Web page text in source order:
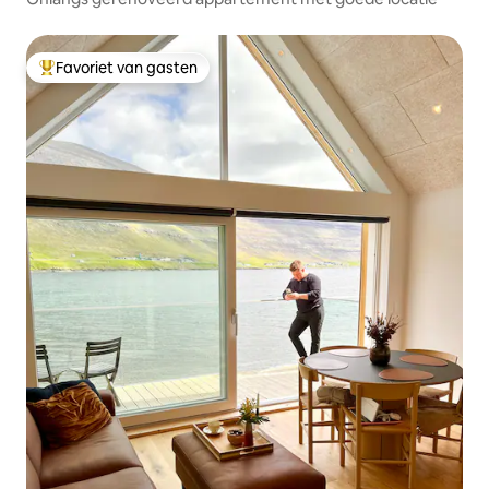
Topfavoriet van gasten
Favoriet van gasten